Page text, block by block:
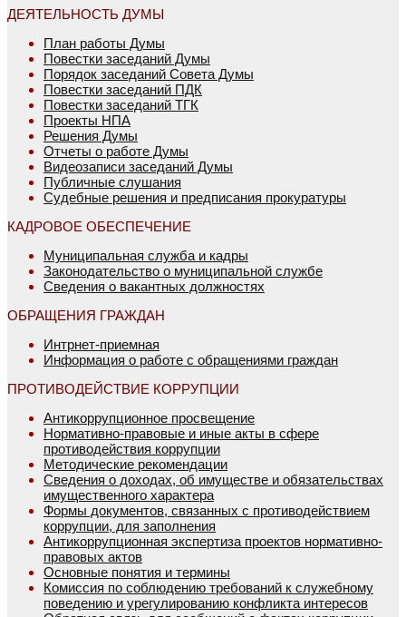
ДЕЯТЕЛЬНОСТЬ ДУМЫ
План работы Думы
Повестки заседаний Думы
Порядок заседаний Совета Думы
Повестки заседаний ПДК
Повестки заседаний ТГК
Проекты НПА
Решения Думы
Отчеты о работе Думы
Видеозаписи заседаний Думы
Публичные слушания
Судебные решения и предписания прокуратуры
КАДРОВОЕ ОБЕСПЕЧЕНИЕ
Муниципальная служба и кадры
Законодательство о муниципальной службе
Сведения о вакантных должностях
ОБРАЩЕНИЯ ГРАЖДАН
Интрнет-приемная
Информация о работе с обращениями граждан
ПРОТИВОДЕЙСТВИЕ КОРРУПЦИИ
Антикоррупционное просвещение
Нормативно-правовые и иные акты в сфере
противодействия коррупции
Методические рекомендации
Сведения о доходах, об имуществе и обязательствах
имущественного характера
Формы документов, связанных с противодействием
коррупции, для заполнения
Антикоррупционная экспертиза проектов нормативно-
правовых актов
Основные понятия и термины
Комиссия по соблюдению требований к служебному
поведению и урегулированию конфликта интересов